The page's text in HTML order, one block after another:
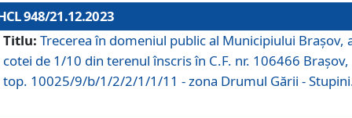
948/21.12.2023
Titlu: Trecerea în domeniul public al Municipiului Braşov,
cotei de 1/10 din terenul înscris în C.F. nr. 106466 Brașov,
top. 10025/9/b/1/2/2/1/1/11 - zona Drumul Gării -